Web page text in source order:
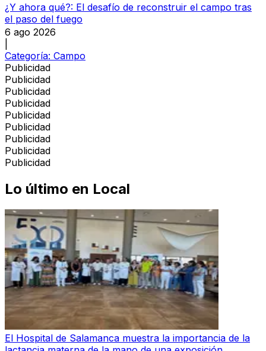
¿Y ahora qué?: El desafío de reconstruir el campo tras
el paso del fuego
6 ago 2026
Categoría: Campo
Publicidad
Publicidad
Publicidad
Publicidad
Publicidad
Publicidad
Publicidad
Publicidad
Publicidad
Lo último en Local
El Hospital de Salamanca muestra la importancia de la